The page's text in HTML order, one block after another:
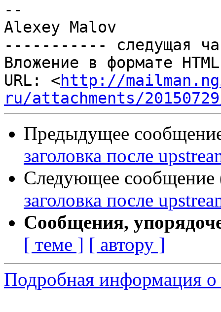
--
Alexey Malov
----------- следущая
Вложение в формате
URL: <http://
ru/attachments/
Предыдущее
заголовка после
Следующее сообщение
заголовка после
Сообщения,
[ теме ] [ автору ]
Подробная информация